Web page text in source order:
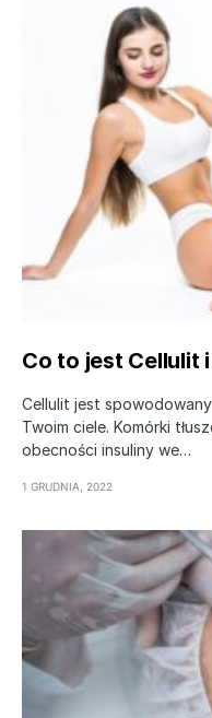
Co to jest Cellulit
Cellulit jest
Twoim ciele. Komórki
obecności insuliny we…
1 GRUDNIA, 2022